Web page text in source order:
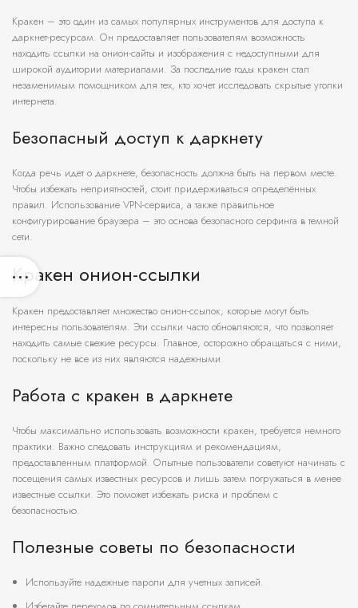
Кракен – это один из самых популярных инструментов для доступа к
даркнет-ресурсам. Он предоставляет пользователям возможность
находить ссылки на онион-сайты и изображения с недоступными для
широкой аудитории материалами. За последние годы кракен стал
незаменимым помощником для тех, кто хочет исследовать скрытые уголки
интернета.
Безопасный доступ к даркнету
Когда речь идет о даркнете, безопасность должна быть на первом месте.
Чтобы избежать неприятностей, стоит придерживаться определённых
правил. Использование VPN-сервиса, а также правильное
конфигурирование браузера – это основа безопасного серфинга в темной
сети.
Кракен онион-ссылки
Кракен предоставляет множество онион-ссылок, которые могут быть
интересны пользователям. Эти ссылки часто обновляются, что позволяет
находить самые свежие ресурсы. Главное, осторожно обращаться с ними,
поскольку не все из них являются надежными.
Работа с кракен в даркнете
Чтобы максимально использовать возможности кракен, требуется немного
практики. Важно следовать инструкциям и рекомендациям,
предоставленным платформой. Опытные пользователи советуют начинать с
посещения самых известных ресурсов и лишь затем погружаться в менее
известные ссылки. Это поможет избежать риска и проблем с
безопасностью.
Полезные советы по безопасности
Используйте надежные пароли для учетных записей.